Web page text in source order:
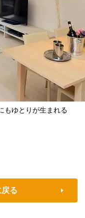
もゆとりが生まれる
る